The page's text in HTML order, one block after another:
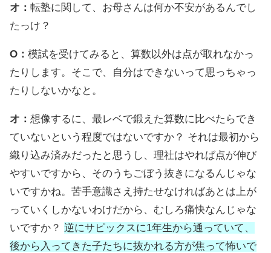
オ： 転塾に関して、お母さんは何か不安があるんでし
たっけ？
O： 模試を受けてみると、算数以外は点が取れなかっ
たりします。そこで、自分はできないって思っちゃっ
たりしないかなと。
オ： 想像するに、最レベで鍛えた算数に比べたらでき
ていないという程度ではないですか？ それは最初から
織り込み済みだったと思うし、理社はやれば点が伸び
やすいですから、そのうちごぼう抜きになるんじゃな
いですかね。苦手意識さえ持たせなければあとは上が
っていくしかないわけだから、むしろ痛快なんじゃな
いですか？ 逆にサピックスに1年生から通っていて、
後から入ってきた子たちに抜かれる方が焦って怖いで